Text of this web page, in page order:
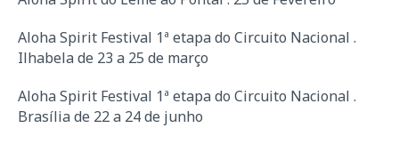
Aloha Spirit Festival 1ª etapa do Circuito Nacional .
Ilhabela de 23 a 25 de março
Aloha Spirit Festival 1ª etapa do Circuito Nacional .
Brasília de 22 a 24 de junho